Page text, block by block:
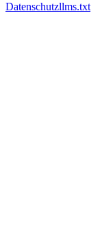
Datenschutzllms.txt